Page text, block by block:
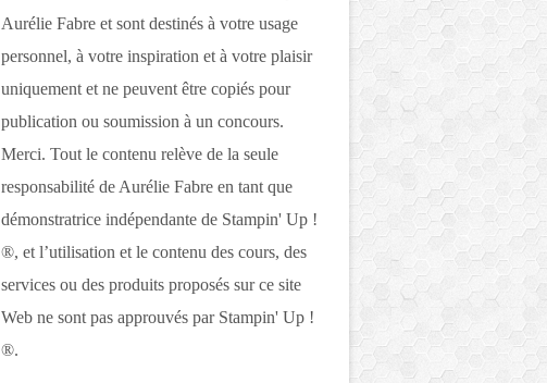
Aurélie Fabre et sont destinés à votre usage
personnel, à votre inspiration et à votre plaisir
uniquement et ne peuvent être copiés pour
publication ou soumission à un concours.
Merci. Tout le contenu relève de la seule
responsabilité de Aurélie Fabre en tant que
démonstratrice indépendante de Stampin' Up !
®, et l’utilisation et le contenu des cours, des
services ou des produits proposés sur ce site
Web ne sont pas approuvés par Stampin' Up !
®.